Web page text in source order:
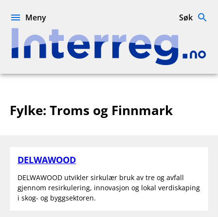
Interreg.no
Meny Søk
Fylke: Troms og Finnmark
DELWAWOOD
DELWAWOOD utvikler sirkulær bruk av tre og avfall
gjennom resirkulering, innovasjon og lokal verdiskaping
i skog- og byggsektoren.